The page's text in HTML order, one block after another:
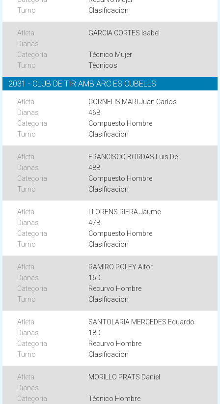
Clasificación
GARCIA CORTES Isabel
Técnico Mujer
Técnicos
2031 - CLUB DE TIR AMB ARC ES CUBELLS
CORNELIS MARI Juan Carlos
46B
Compuesto Hombre
Clasificación
FRANCISCO BORDAS Luis De
48B
Compuesto Hombre
Clasificación
LLORENS RIERA Jaume
47B
Compuesto Hombre
Clasificación
RAMIRO POLEY Aitor
16D
Recurvo Hombre
Clasificación
SANTOLARIA MERCEDES Eduardo
18D
Recurvo Hombre
Clasificación
MORILLO PRATS Daniel
Técnico Hombre